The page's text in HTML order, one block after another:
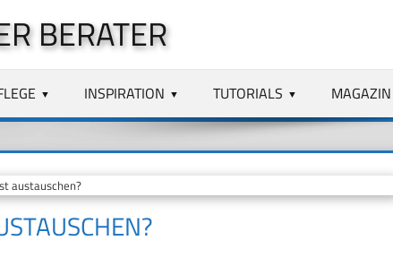
BERATER
INSPIRATION TUTORIALS MAGAZIN
austauschen?